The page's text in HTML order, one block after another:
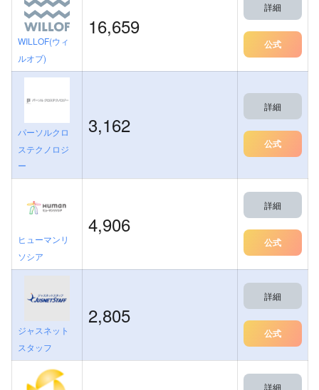
WILLOF(ウィ
ルオブ)
16,659
詳細
公式
パーソルクロ
ステクノロジ
ー
3,162
詳細
公式
ヒューマンリ
ソシア
4,906
詳細
公式
ジャスネット
スタッフ
2,805
詳細
公式
詳細